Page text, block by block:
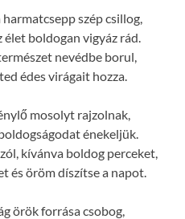
szép csillog,
boldogan vigyáz rád.
nevédbe borul,
édes virágait hozza.
mosolyt rajzolnak,
énekeljük.
kívánva boldog perceket,
és öröm díszítse a napot.
örök forrása csobog,